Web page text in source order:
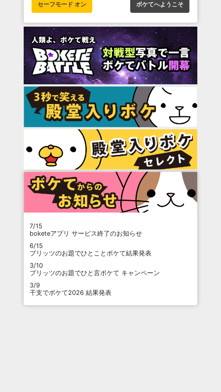
セーフモード オン ボケてへようこそ
7/15
boketeアプリ サービス終了のお知らせ
6/15
プリッツのお題でひとことボケて結果発表
3/10
プリッツのお題でひと言ボケて キャンペーン
3/9
干支でボケて2026 結果発表